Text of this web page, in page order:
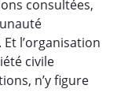
consultées,
Et l’organisation
civile
n’y figure